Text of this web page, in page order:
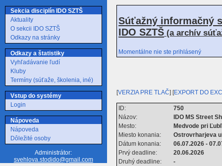
Sekcia disciplín IDO SZTŠ
Aktuality
O sekcii IDO SZTŠ
Odkazy na stránky
Odkazy a štatistiky
Vyhľadávanie ľudí
Kluby
Termíny (súťaže, školenia, iné)
Vstup do systémy
Login
Nápoveda
Nápoveda
Dôležité osoby
Administrátor:
svehlova.stodido@gmail.com
Súťažný informačný
IDO SZTŠ (a archív
Momentálne nie ste prihlásený
[VERZIA PRE TLAČ] [EXPORT DO
ID:
750
Názov:
IDO MS Street
Mesto:
Medvode pri
Miesto konania:
Ostrovrharjeva
Dátum konania:
06.07.2026 -
Prvý deadline:
20.06.2026
Druhý deadline:
-